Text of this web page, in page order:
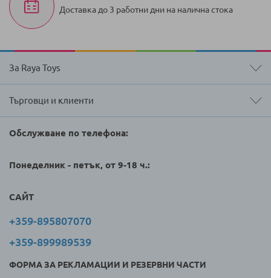
Доставка до 3 работни дни на налична стока
За Raya Toys
Търговци и клиенти
Обслужване по телефона:
Понеделник - петък, от 9-18 ч.:
САЙТ
+359-895807070
+359-899989539
ФОРМА ЗА РЕКЛАМАЦИИ И РЕЗЕРВНИ ЧАСТИ